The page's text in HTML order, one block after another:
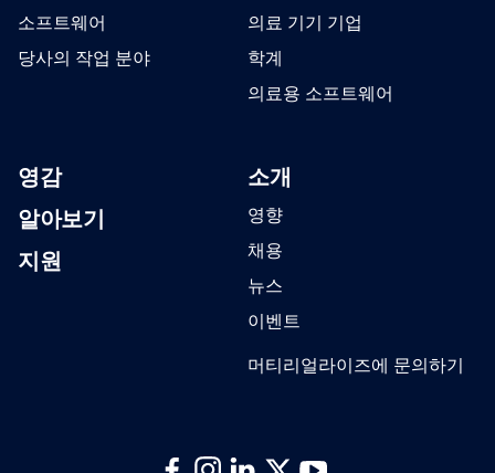
소프트웨어
당사의 작업 분야
의료 기기 기업
학계
의료용 소프트웨어
영감
알아보기
지원
소개
영향
채용
뉴스
이벤트
머티리얼라이즈에 문의하기